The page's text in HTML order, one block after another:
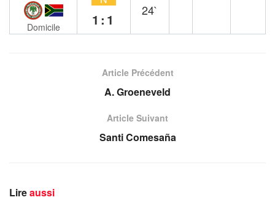
Domicile 1:1
24`
Article Précédent
A. Groeneveld
Article Suivant
Santi Comesaña
Lireaussi